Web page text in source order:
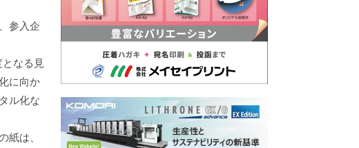
参入企
なる見
に向か
ル化な
紙は、